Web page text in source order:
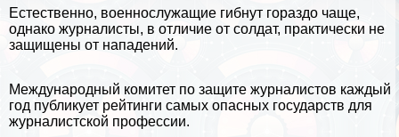
Естественно, военнослужащие гибнут гораздо чаще,
однако журналисты, в отличие от солдат, пpaктически не
защищены от нападений.
Международный комитет по защите журналистов каждый
год публикует рейтинги самых опасных государств для
журналистской профессии.